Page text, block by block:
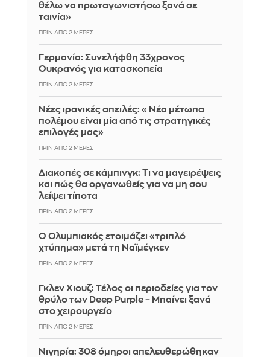
θέλω να πρωταγωνιστήσω ξανά σε
ταινία»
ΠΡΙΝ ΑΠΌ 2 ΜΈΡΕΣ
Γερμανία: Συνελήφθη 33χρονος
Ουκρανός για κατασκοπεία
ΠΡΙΝ ΑΠΌ 2 ΜΈΡΕΣ
Νέες ιρανικές απειλές: «Νέα μέτωπα
πολέμου είναι μία από τις στρατηγικές
επιλογές μας»
ΠΡΙΝ ΑΠΌ 2 ΜΈΡΕΣ
Διακοπές σε κάμπινγκ: Τι να μαγειρέψεις
και πώς θα οργανωθείς για να μη σου
λείψει τίποτα
ΠΡΙΝ ΑΠΌ 2 ΜΈΡΕΣ
Ο Ολυμπιακός ετοιμάζει «τριπλό
χτύπημα» μετά τη Ναϊμέγκεν
ΠΡΙΝ ΑΠΌ 2 ΜΈΡΕΣ
Γκλεν Χιουζ: Τέλος οι περιοδείες για τον
θρύλο των Deep Purple – Μπαίνει ξανά
στο χειρουργείο
ΠΡΙΝ ΑΠΌ 2 ΜΈΡΕΣ
Νιγηρία: 308 όμηροι απελευθερώθηκαν